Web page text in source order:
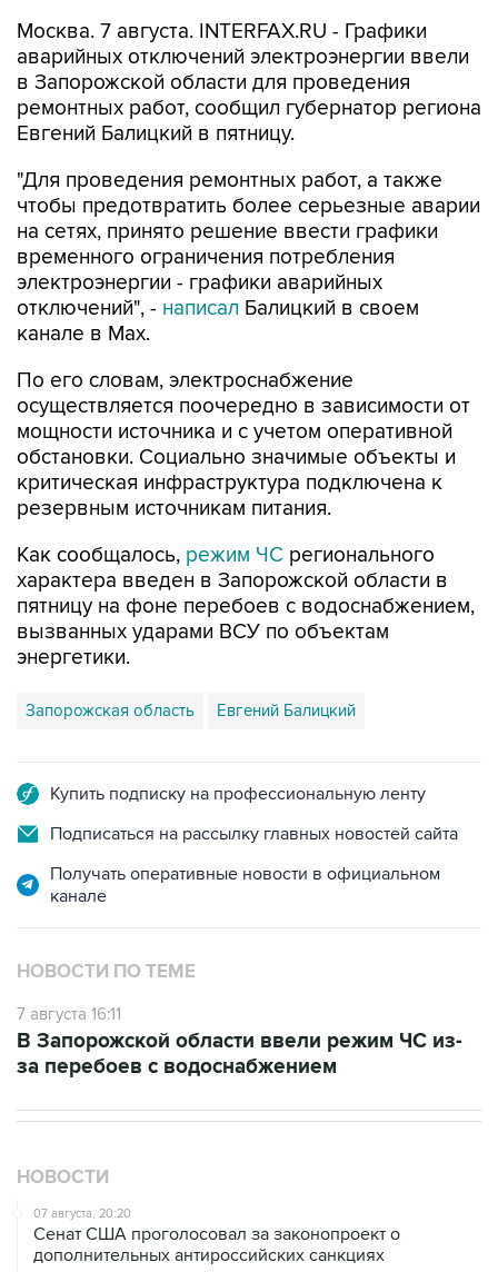
Москва. 7 августа. INTERFAX.RU - Графики
аварийных отключений электроэнергии ввели
в Запорожской области для проведения
ремонтных работ, сообщил губернатор региона
Евгений Балицкий в пятницу.
"Для проведения ремонтных работ, а также
чтобы предотвратить более серьезные аварии
на сетях, принято решение ввести графики
временного ограничения потребления
электроэнергии - графики аварийных
отключений", - написал Балицкий в своем
канале в Max.
По его словам, электроснабжение
осуществляется поочередно в зависимости от
мощности источника и с учетом оперативной
обстановки. Социально значимые объекты и
критическая инфраструктура подключена к
резервным источникам питания.
Как сообщалось, режим ЧС регионального
характера введен в Запорожской области в
пятницу на фоне перебоев с водоснабжением,
вызванных ударами ВСУ по объектам
энергетики.
Запорожская область Евгений Балицкий
Купить подписку на профессиональную ленту
Подписаться на рассылку главных новостей сайта
Получать оперативные новости в официальном
канале
НОВОСТИ ПО ТЕМЕ
7 августа 16:11
В Запорожской области ввели режим ЧС из-
за перебоев с водоснабжением
НОВОСТИ
07 августа, 20:20
Сенат США проголосовал за законопроект о
дополнительных антироссийских санкциях